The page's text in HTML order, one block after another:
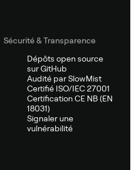
Sécurité & Transparence
Dépôts open source
sur GitHub
Audité par SlowMist
Certifié ISO/IEC 27001
Certification CE NB (EN
18031)
Signaler une
vulnérabilité